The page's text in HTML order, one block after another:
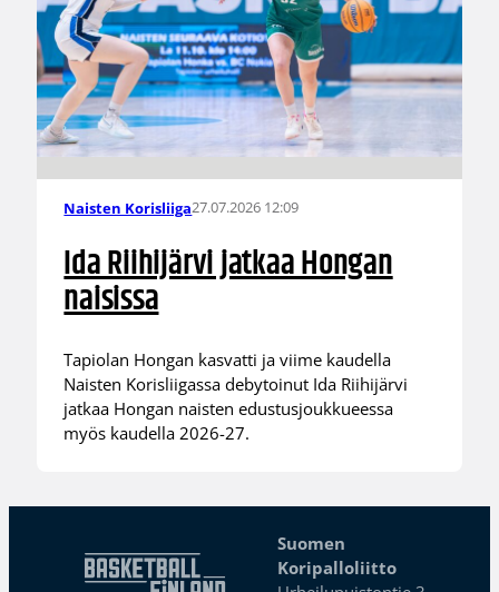
Naisten Korisliiga27.07.2026 12:09
Ida Riihijärvi jatkaa Hongan
naisissa
Tapiolan Hongan kasvatti ja viime kaudella
Naisten Korisliigassa debytoinut Ida Riihijärvi
jatkaa Hongan naisten edustusjoukkueessa
myös kaudella 2026-27.
Suomen
Koripalloliitto